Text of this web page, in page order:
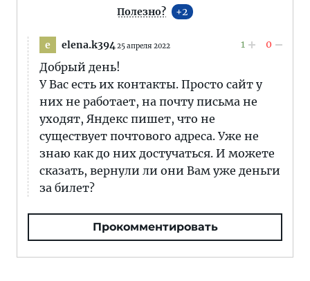
Полезно? 2
e elena.k394 25 апреля 2022 1 0
Добрый день!
У Вас есть их контакты. Просто сайт у
них не работает, на почту письма не
уходят, Яндекс пишет, что не
существует почтового адреса. Уже не
знаю как до них достучаться. И можете
сказать, вернули ли они Вам уже деньги
за билет?
Прокомментировать